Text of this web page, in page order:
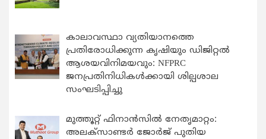
കാലാവസ്ഥാ വ്യതിയാനത്തെ
പ്രതിരോധിക്കുന്ന കൃഷിയും ഡിജിറ്റൽ
ആശയവിനിമയവും: NFPRC
ജനപ്രതിനിധികൾക്കായി ശില്പശാല
സംഘടിപ്പിച്ചു
മുത്തൂറ്റ് ഫിനാൻസിൽ നേതൃമാറ്റം:
അലക്സാണ്ടർ ജോർജ് പുതിയ